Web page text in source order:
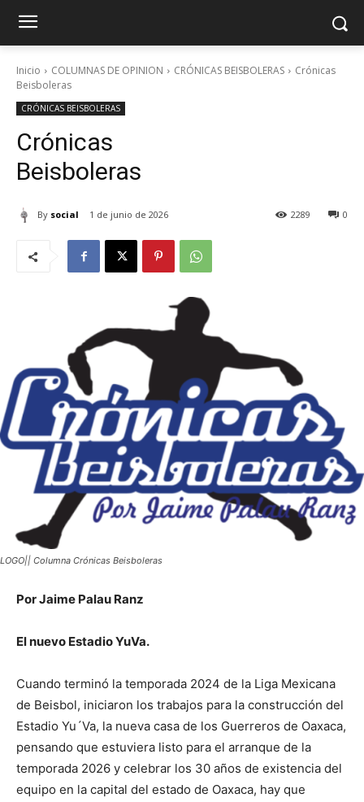
Inicio COLUMNAS DE OPINION CRÓNICAS BEISBOLERAS
Crónicas
Beisboleras
CRÓNICAS BEISBOLERAS
Crónicas
By social 1 de junio de 2026 0
2289
LOGO|| Columna Crónicas Beisboleras
Por Jaime Palau Ranz
El nuevo Estadio YuVa.
Cuando terminó la temporada 2024 de la Liga Mexicana
de Beisbol, iniciaron los trabajos para la construcción del
Estadio Yu´Va, la nueva casa de los Guerreros de Oaxaca,
pensando que estuviera listo para el arranque de la
temporada 2026 y celebrar los 30 años de existencia del
equipo en la capital del estado de Oaxaca, hay que